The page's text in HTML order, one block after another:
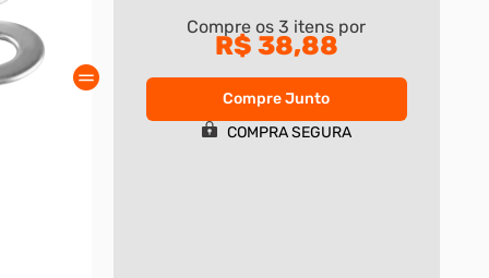
Compre os3 itens por
R$ 38,88
Compre Junto
COMPRA SEGURA